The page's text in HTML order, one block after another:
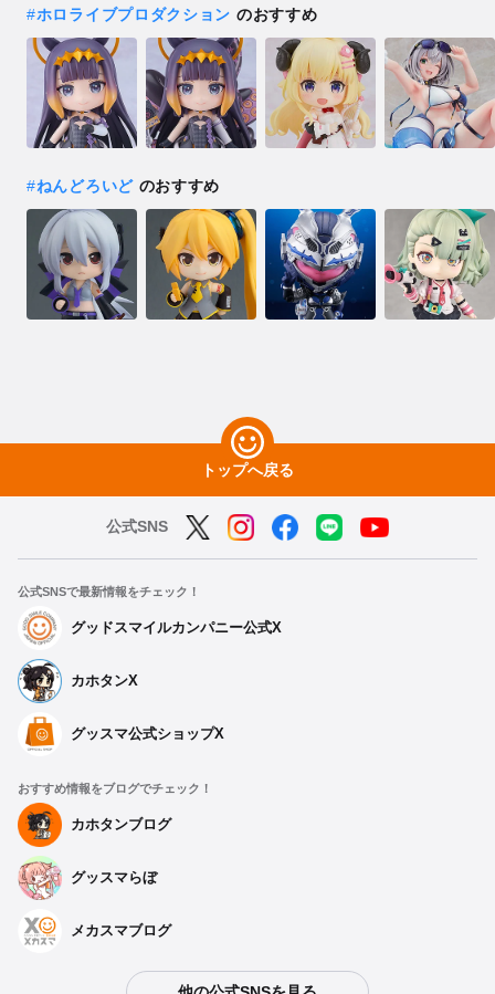
#ホロライブプロダクション のおすすめ
#ねんどろいどのおすすめ
トップへ戻る
公式SNS
公式SNSで最新情報をチェック！
グッドスマイルカンパニー公式X
カホタンX
グッスマ公式ショップX
おすすめ情報をブログでチェック！
カホタンブログ
グッスマらぼ
メカスマブログ